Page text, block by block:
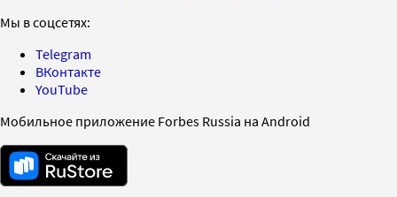
Мы в соцсетях:
Telegram
ВКонтакте
YouTube
Мобильное приложение Forbes Russia на Android